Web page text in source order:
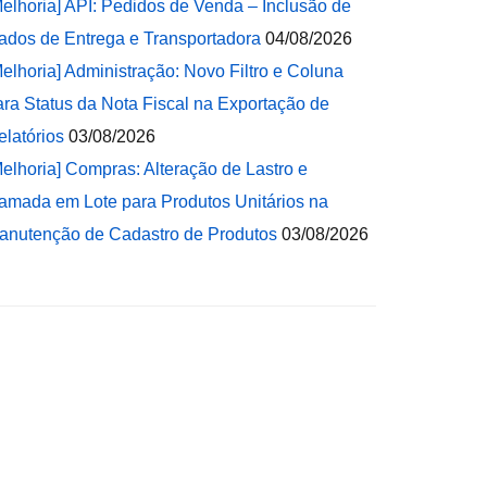
API: Pedidos de Venda – Inclusão de
de Entrega e Transportadora 04/08/2026
Administração: Novo Filtro e Coluna
Status da Nota Fiscal na Exportação de
03/08/2026
Compras: Alteração de Lastro e
em Lote para Produtos Unitários na
de Cadastro de Produtos 03/08/2026